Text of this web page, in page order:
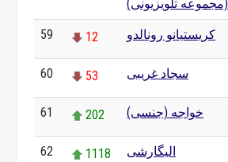
(مجموعه تلویزیونی)
59 12 کریستیانو رونالدو
60 53 سجاد غریبی
61 202 خواجه (جنسی)
62 1118 الیگارشی